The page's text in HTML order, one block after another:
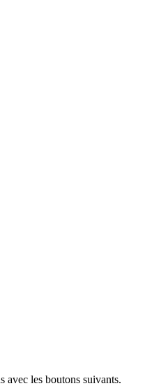
avec les boutons suivants.